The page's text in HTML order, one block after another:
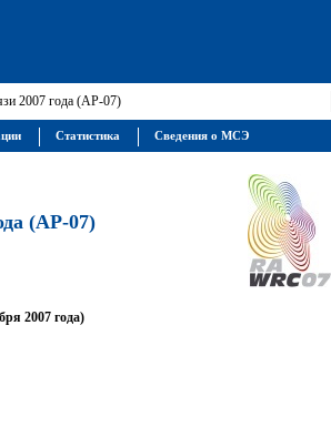
2007 года (АР-07)
(АР-07)
2007 года)
Статистика Сведения о МСЭ